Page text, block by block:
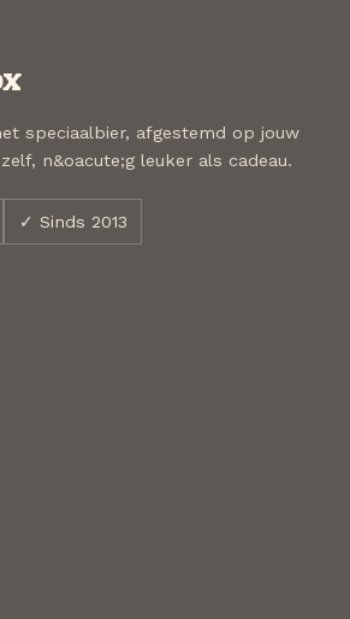
speciaalbier, afgestemd op jouw
n&oacute;g leuker als cadeau.
✓ Sinds 2013